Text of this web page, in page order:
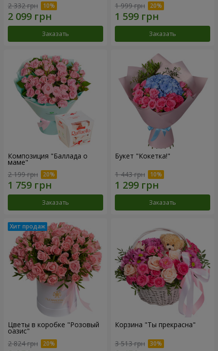
2 332 грн
Заказать
1 999 грн
Заказать
Композиция "Баллада о
маме"
2 199 грн
Заказать
Букет "Кокетка!"
1 443 грн
Заказать
Цветы в коробке "Розовый
оазис"
2 824 грн
Корзина "Ты прекрасна"
3 513 грн